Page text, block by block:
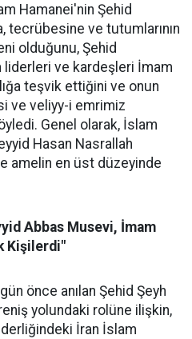
Hamanei'nin Şehid
tecrübesine ve tutumlarının
olduğunu, Şehid
liderleri ve kardeşleri İmam
teşvik ettiğini ve onun
ve veliyy-i emrimiz
Genel olarak, İslam
Hasan Nasrallah
amelin en üst düzeyinde
Abbas Musevi, İmam
Kişilerdi"
önce anılan Şehid Şeyh
yolundaki rolüne ilişkin,
İran İslam